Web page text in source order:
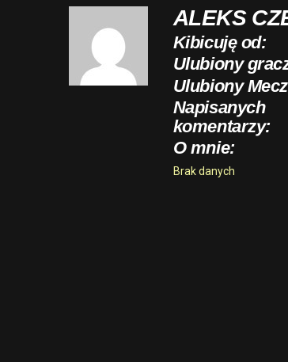
ALEKS
Kibicuję od:
Ulubiony
Ulubiony
Napisanych
komentarzy:
O mnie:
Brak danych